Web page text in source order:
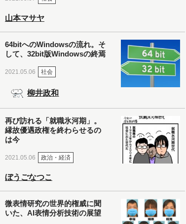
山本マサヤ
64bitへのWindowsの流れ。そ
して、32bit版Windowsの終焉
2021.05.06 社会
柳井政和
再び訪れる「就職氷河期」。
縁故優遇政権を終わらせるの
は今
2021.05.06 政治・経済
ぼうごなつこ
微表情研究の世界的権威に聞
いた、AI表情分析技術の展望